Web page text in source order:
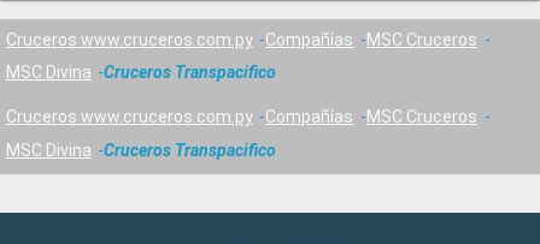
Cruceros www.cruceros.com.py Compañías
MSC Cruceros
MSC Divina
Cruceros Transpacifico
Cruceros www.cruceros.com.py Compañías
MSC Cruceros
MSC Divina
Cruceros Transpacifico